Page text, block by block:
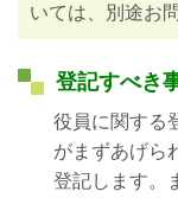
いては、別途お
登記すべき
役員に関する
がまずあげら
登記します。